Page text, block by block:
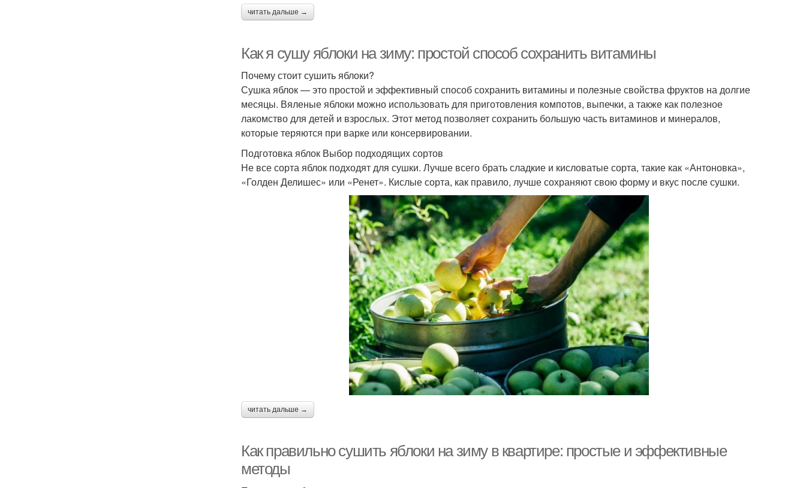
читать дальше →
Как я сушу яблоки на зиму: простой способ сохранить витамины
Почему стоит сушить яблоки?
Сушка яблок — это простой и эффективный способ сохранить витамины и полезные свойства фруктов на долгие
месяцы. Вяленые яблоки можно использовать для приготовления компотов, выпечки, а также как полезное
лакомство для детей и взрослых. Этот метод позволяет сохранить большую часть витаминов и минералов,
которые теряются при варке или консервировании.
Подготовка яблок Выбор подходящих сортов
Не все сорта яблок подходят для сушки. Лучше всего брать сладкие и кисловатые сорта, такие как «Антоновка»,
«Голден Делишес» или «Ренет». Кислые сорта, как правило, лучше сохраняют свою форму и вкус после сушки.
читать дальше →
Как правильно сушить яблоки на зиму в квартире: простые и эффективные
методы